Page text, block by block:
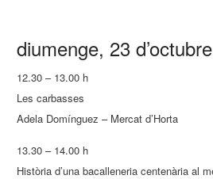
diumenge, 23 d’octubre
12.30 – 13.00 h
Les carbasses
Adela Domínguez – Mercat d’Horta
13.30 – 14.00 h
Història d’una bacalleneria centenària al